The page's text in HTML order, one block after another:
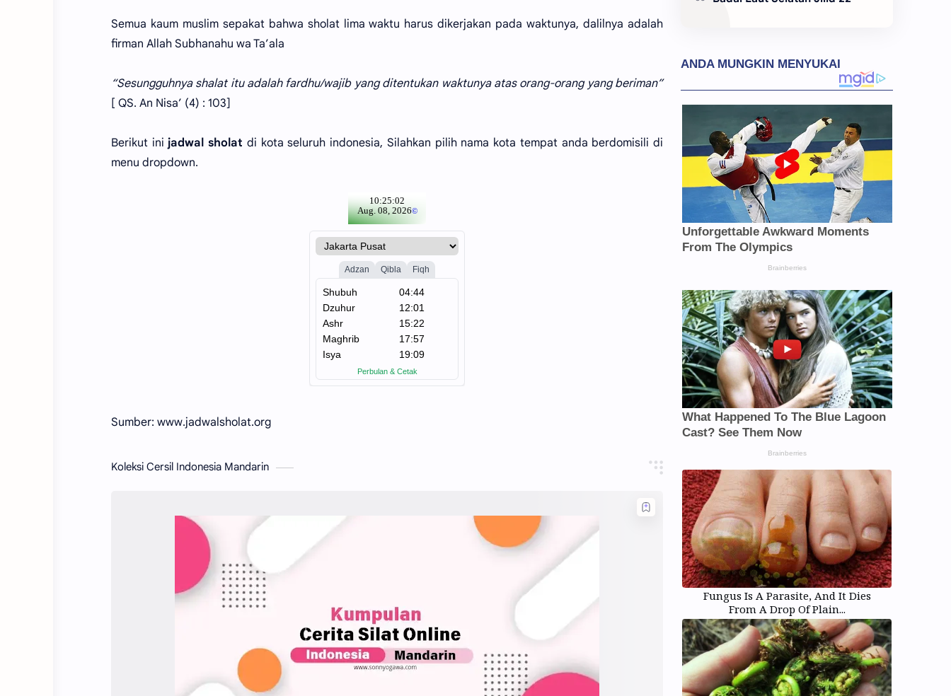
Semua kaum muslim sepakat bahwa sholat lima waktu harus dikerjakan pada waktunya, dalilnya adalah
firman Allah Subhanahu wa Ta’ala
“Sesungguhnya shalat itu adalah fardhu/wajib yang ditentukan waktunya atas orang-orang yang beriman”
[ QS. An Nisa’ (4) : 103]
Berikut inijadwal sholat di kota seluruh indonesia, Silahkan pilih nama kota tempat anda berdomisili di
menu dropdown.
Sumber: www.jadwalsholat.org
Koleksi Cersil Indonesia Mandarin
Fungus Is A Parasite, And It Dies
From A Drop Of Plain...